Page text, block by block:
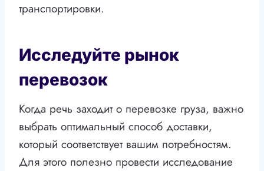
транспортировки.
Исследуйте рынок
перевозок
Когда речь заходит о перевозке груза, важно
выбрать оптимальный способ доставки,
который соответствует вашим потребностям.
Для этого полезно провести исследование